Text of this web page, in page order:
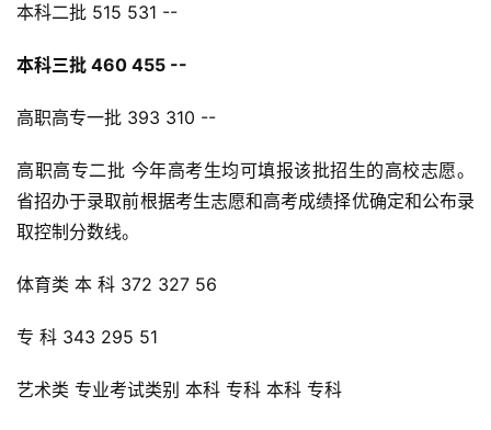
本科二批 515 531 --
本科三批 460 455 --
高职高专一批 393 310 --
高职高专二批 今年高考生均可填报该批招生的高校志愿。
省招办于录取前根据考生志愿和高考成绩择优确定和公布录
取控制分数线。
体育类 本 科 372 327 56
专 科 343 295 51
艺术类 专业考试类别 本科 专科 本科 专科